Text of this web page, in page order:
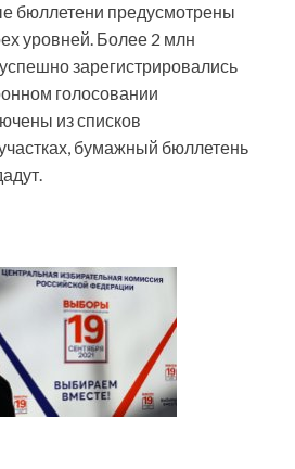
бюллетени предусмотрены
уровней. Более 2 млн
зарегистрировались
голосовании
из списков
бумажный бюллетень